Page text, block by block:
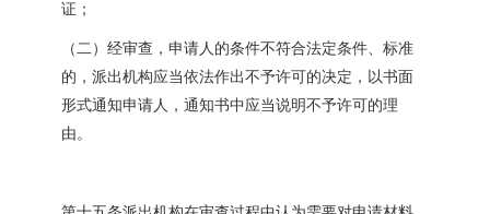
证；
（二）经审查，申请人的条件不符合法定条件、标准
的，派出机构应当依法作出不予许可的决定，以书面
形式通知申请人，通知书中应当说明不予许可的理
由。